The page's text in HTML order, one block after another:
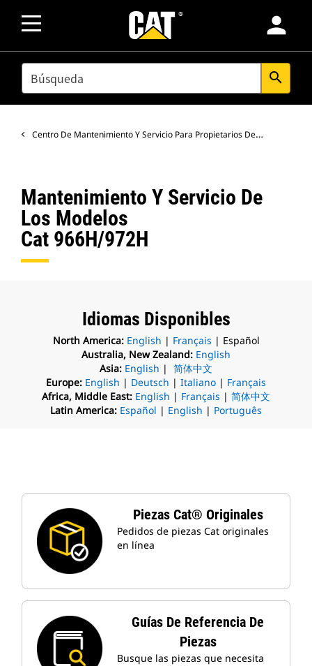
person
SEARCH search
Centro De Mantenimiento Y Servicio Para Propietarios De Equipos
Mantenimiento Y Servicio De
Los Modelos
Cat 966H/972H
Idiomas Disponibles
North America: English | Français | Español
Australia, New Zealand: English
Asia: English | 简体中文
Europe: English | Deutsch | Italiano | Français
Africa, Middle East: English | Français | 简体中文
Latin America: Español | English | Português
Piezas Cat® Originales
Pedidos de piezas Cat originales
en línea
Guías De Referencia De
Piezas
Busque las piezas que necesita